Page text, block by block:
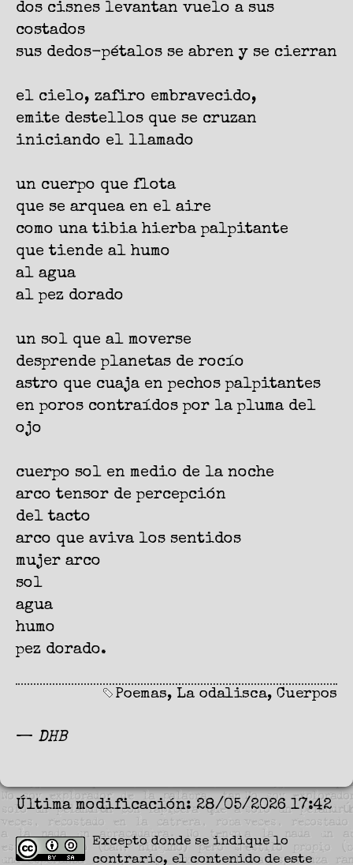
dos cisnes levantan vuelo a sus
costados
sus dedos-pétalos se abren y se cierran
el cielo, zafiro embravecido,
emite destellos que se cruzan
iniciando el llamado
un cuerpo que flota
que se arquea en el aire
como una tibia hierba palpitante
que tiende al humo
al agua
al pez dorado
un sol que al moverse
desprende planetas de rocío
astro que cuaja en pechos palpitantes
en poros contraídos por la pluma del
ojo
cuerpo sol en medio de la noche
arco tensor de percepción
del tacto
arco que aviva los sentidos
mujer arco
sol
agua
humo
pez dorado.
Poemas, La odalisca, Cuerpos
— DHB
Última modificación: 28/05/2026 17:42
Excepto donde se indique lo
contrario, el contenido de este